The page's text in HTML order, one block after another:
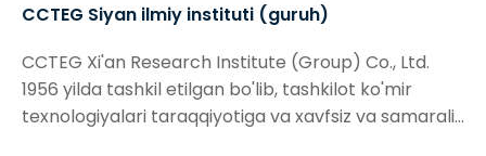
CCTEG Siyan ilmiy instituti (guruh)
CCTEG Xi'an Research Institute (Group) Co., Ltd.
1956 yilda tashkil etilgan bo'lib, tashkilot ko'mir
texnologiyalari taraqqiyotiga va xavfsiz va samarali